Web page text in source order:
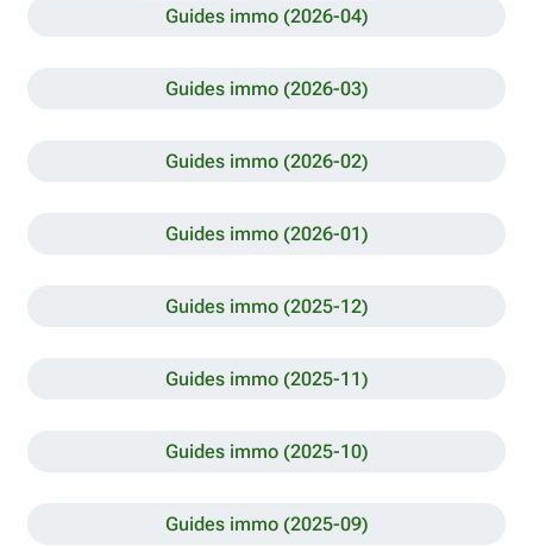
Guides immo (2026-04)
Guides immo (2026-03)
Guides immo (2026-02)
Guides immo (2026-01)
Guides immo (2025-12)
Guides immo (2025-11)
Guides immo (2025-10)
Guides immo (2025-09)